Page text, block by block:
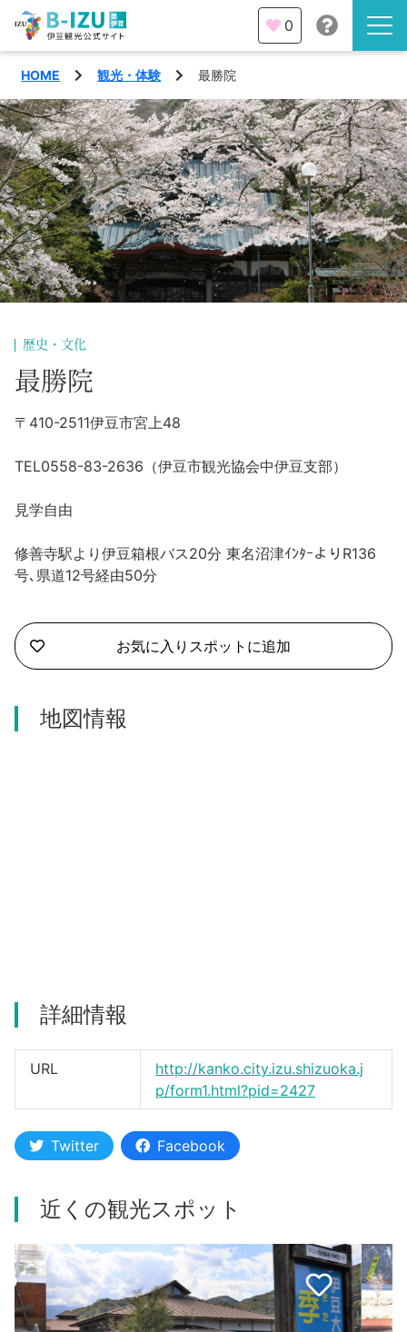
伊豆半島を知る
伊豆のみどころ
みる
あそぶ
あじわう
観光・体験
イベント
エリア
熱海市
沼津市
三島市
南伊豆町
函南町
伊東市
松崎町
特集
旅の計画
モデルコース
旅程作成
AIルートプランナー伊豆ワーケーション
0
HOME 観光・体験 最勝院
歴史・文化
最勝院
〒410-2511伊豆市宮上48
TEL0558-83-2636（伊豆市観光協会中伊豆支部）
見学自由
修善寺駅より伊豆箱根バス20分 東名沼津ｲﾝﾀｰよりR136
号､県道12号経由50分
お気に入りスポットに追加
地図情報
詳細情報
URL
http://kanko.city.izu.shizuoka.j
p/form1.html?pid=2427
Twitter Facebook
近くの観光スポット